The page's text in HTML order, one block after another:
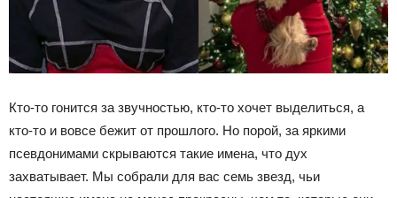
Кто-то гонится за звучностью, кто-то хочет выделиться, а
кто-то и вовсе бежит от прошлого. Но порой, за яркими
псевдонимами скрываются такие имена, что дух
захватывает. Мы собрали для вас семь звезд, чьи